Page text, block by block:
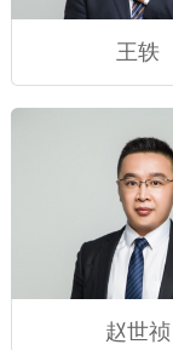
王轶
赵世祯